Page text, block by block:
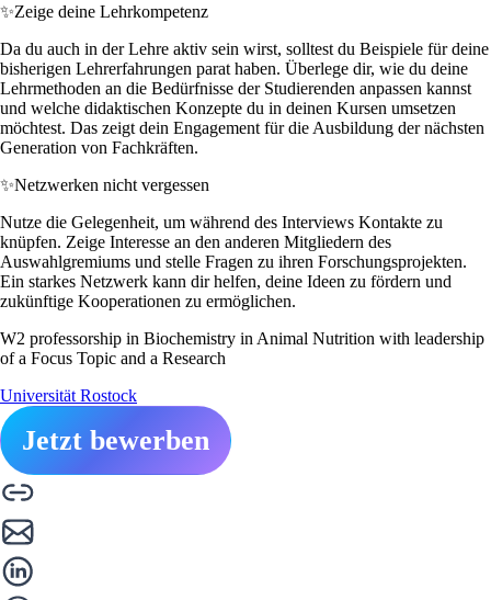
✨Zeige deine Lehrkompetenz
Da du auch in der Lehre aktiv sein wirst, solltest du Beispiele für deine
bisherigen Lehrerfahrungen parat haben. Überlege dir, wie du deine
Lehrmethoden an die Bedürfnisse der Studierenden anpassen kannst
und welche didaktischen Konzepte du in deinen Kursen umsetzen
möchtest. Das zeigt dein Engagement für die Ausbildung der nächsten
Generation von Fachkräften.
✨Netzwerken nicht vergessen
Nutze die Gelegenheit, um während des Interviews Kontakte zu
knüpfen. Zeige Interesse an den anderen Mitgliedern des
Auswahlgremiums und stelle Fragen zu ihren Forschungsprojekten.
Ein starkes Netzwerk kann dir helfen, deine Ideen zu fördern und
zukünftige Kooperationen zu ermöglichen.
W2 professorship in Biochemistry in Animal Nutrition with leadership
of a Focus Topic and a Research
Universität Rostock
Jetzt bewerben